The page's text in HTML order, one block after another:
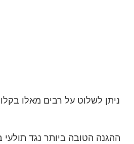
ניתן לשלוט על רבים מאלו
ההגנה הטובה ביותר נגד תולעי